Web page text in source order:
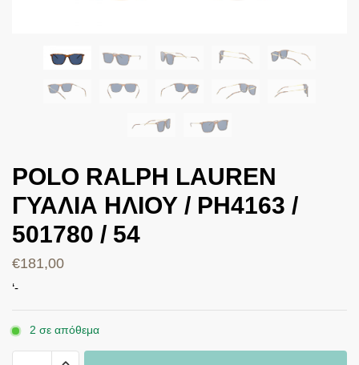
POLO RALPH LAUREN
ΓΥΑΛΙΑ ΗΛΙΟΥ / PH4163 /
501780 / 54
€181,00
‘-
2 σε απόθεμα